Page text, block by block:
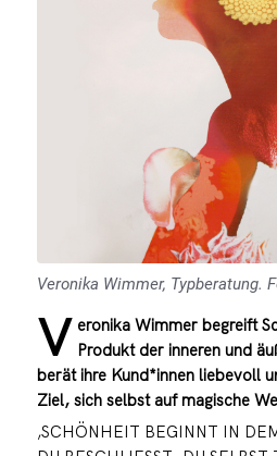
Veronika Wimmer, Typberatung.
V eronika Wimmer begreift
Produkt der inneren und
berät ihre Kund*innen liebevoll
Ziel, sich selbst auf magische
‚SCHÖNHEIT BEGINNT IN